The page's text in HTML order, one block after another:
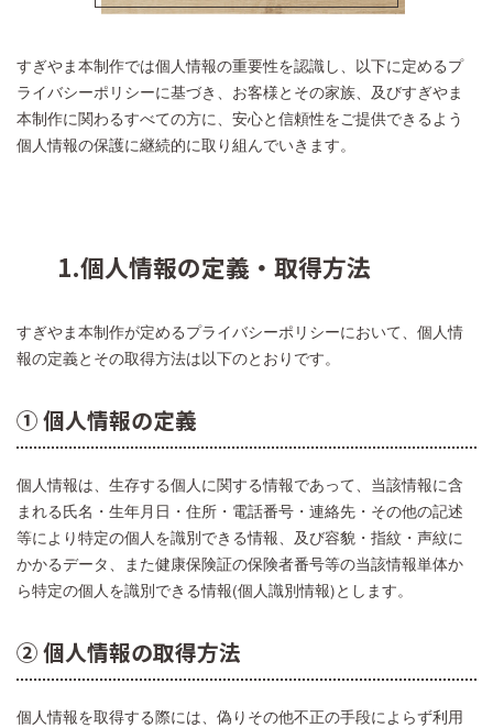
すぎやま本制作では個人情報の重要性を認識し、以下に定めるプ
ライバシーポリシーに基づき、お客様とその家族、及びすぎやま
本制作に関わるすべての方に、安心と信頼性をご提供できるよう
個人情報の保護に継続的に取り組んでいきます。
1.個人情報の定義・取得方法
すぎやま本制作が定めるプライバシーポリシーにおいて、個人情
報の定義とその取得方法は以下のとおりです。
① 個人情報の定義
個人情報は、生存する個人に関する情報であって、当該情報に含
まれる氏名・生年月日・住所・電話番号・連絡先・その他の記述
等により特定の個人を識別できる情報、及び容貌・指紋・声紋に
かかるデータ、また健康保険証の保険者番号等の当該情報単体か
ら特定の個人を識別できる情報(個人識別情報)とします。
② 個人情報の取得方法
個人情報を取得する際には、偽りその他不正の手段によらず利用